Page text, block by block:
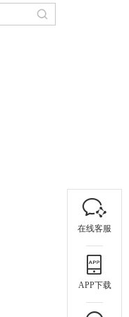
在线客服
APP下载